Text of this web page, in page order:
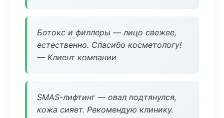
Ботокс и филлеры — лицо свежее,
естественно. Спасибо косметологу!
— Клиент компании
SMAS-лифтинг — овал подтянулся,
кожа сияет. Рекомендую клинику.